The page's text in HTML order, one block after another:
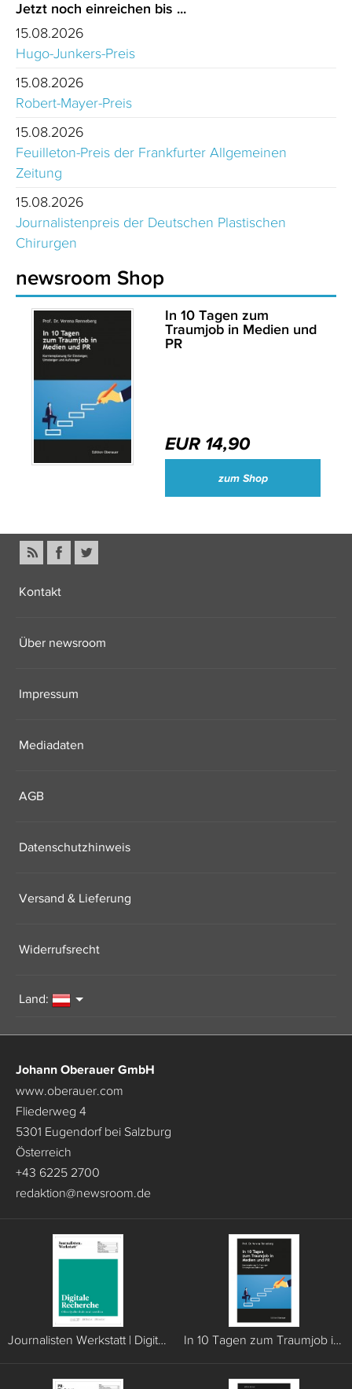
Jetzt noch einreichen bis ...
15.08.2026
Hugo-Junkers-Preis
15.08.2026
Robert-Mayer-Preis
15.08.2026
Feuilleton-Preis der Frankfurter Allgemeinen
Zeitung
15.08.2026
Journalistenpreis der Deutschen Plastischen
Chirurgen
newsroom Shop
In 10 Tagen zum
Traumjob in Medien und
PR
EUR 14,90
zum Shop
Kontakt
Über newsroom
Impressum
Mediadaten
AGB
Datenschutzhinweis
Versand & Lieferung
Widerrufsrecht
Land:
Johann Oberauer GmbH
www.oberauer.com
Fliederweg 4
5301 Eugendorf bei Salzburg
Österreich
+43 6225 2700
redaktion@newsroom.de
Journalisten Werkstatt | Digitale Recherche In 10 Tagen zum Traumjob in Medien und PR